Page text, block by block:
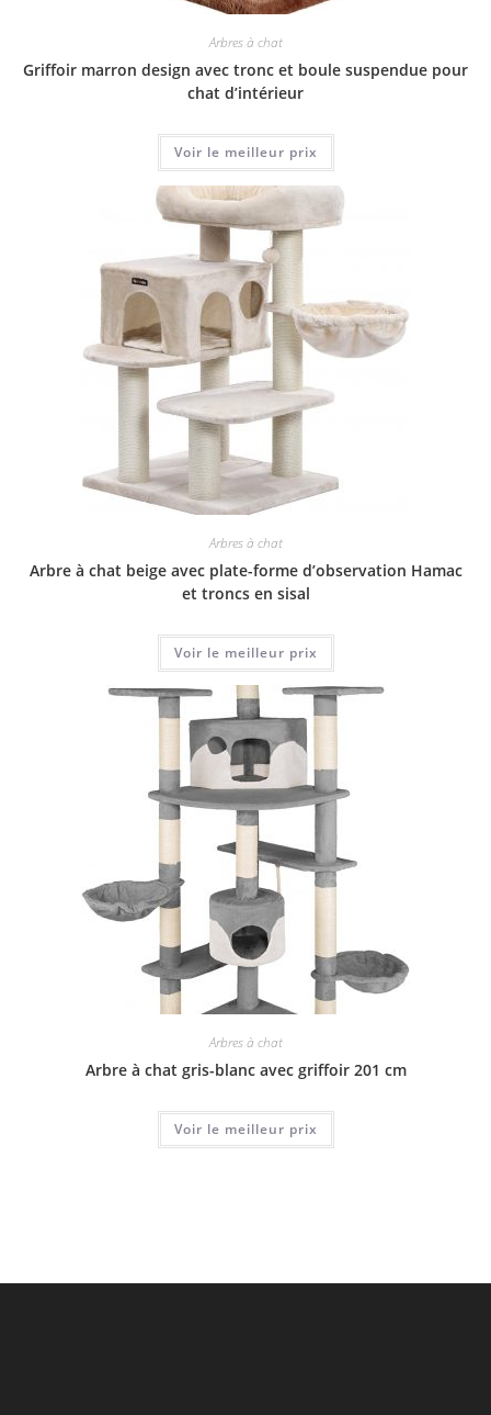
Arbres à chat
Griffoir marron design avec tronc et boule suspendue pour
chat d’intérieur
Voir le meilleur prix
Arbres à chat
Arbre à chat beige avec plate-forme d’observation Hamac
et troncs en sisal
Voir le meilleur prix
Arbres à chat
Arbre à chat gris-blanc avec griffoir 201 cm
Voir le meilleur prix